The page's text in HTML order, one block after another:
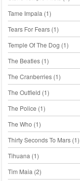
Tame Impala (1)
Tears For Fears(1)
Temple Of The Dog (1)
The Beatles(1)
The Cranberries(1)
The Outfield (1)
The Police (1)
The Who (1)
Thirty Seconds To Mars(1)
Tihuana (1)
Tim Maia (2)